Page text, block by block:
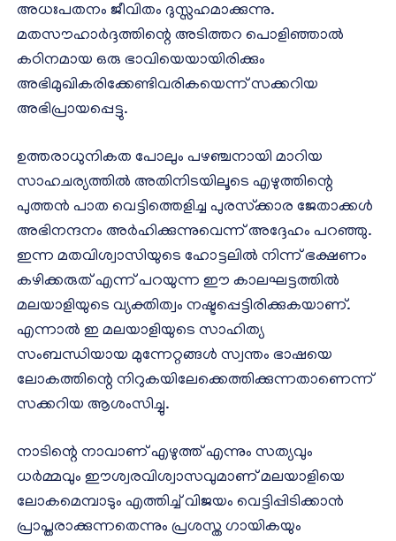
അധഃപതനം ജീവിതം ദുസ്സഹമാക്കുന്നു.
മതസൗഹാര്‍ദ്ദത്തിന്റെ അടിത്തറ പൊളിഞ്ഞാല്‍
കഠിനമായ ഒരു ഭാവിയെയായിരിക്കും
അഭിമുഖികരിക്കേണ്ടിവരികയെന്ന് സക്കറിയ
അഭിപ്രായപ്പെട്ടു.
ഉത്തരാധുനികത പോലും പഴഞ്ചനായി മാറിയ
സാഹചര്യത്തില്‍ അതിനിടയിലൂടെ എഴുത്തിന്റെ
പുത്തന്‍ പാത വെട്ടിത്തെളിച്ച പുരസ്‌ക്കാര ജേതാക്കള്‍
അഭിനന്ദനം അര്‍ഹിക്കുന്നുവെന്ന് അദ്ദേഹം പറഞ്ഞു.
ഇന്ന മതവിശ്വാസിയുടെ ഹോട്ടലില്‍ നിന്ന് ഭക്ഷണം
കഴിക്കരുത് എന്ന് പറയുന്ന ഈ കാലഘട്ടത്തില്‍
മലയാളിയുടെ വ്യക്തിത്വം നഷ്ടപ്പെട്ടിരിക്കുകയാണ്.
എന്നാല്‍ ഇ മലയാളിയുടെ സാഹിത്യ
സംബന്ധിയായ മുന്നേറ്റങ്ങള്‍ സ്വന്തം ഭാഷയെ
ലോകത്തിന്റെ നിറുകയിലേക്കെത്തിക്കുന്നതാണെന്ന്
സക്കറിയ ആശംസിച്ചു.
നാടിന്റെ നാവാണ് എഴുത്ത് എന്നും സത്യവും
ധര്‍മ്മവും ഈശ്വരവിശ്വാസവുമാണ് മലയാളിയെ
ലോകമെമ്പാടും എത്തിച്ച് വിജയം വെട്ടിപ്പിടിക്കാന്‍
പ്രാപ്തരാക്കുന്നതെന്നും പ്രശസ്ത ഗായികയും